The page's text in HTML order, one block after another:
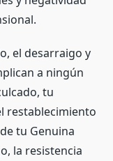
el desarraigo y
a ningún
tu
restablecimiento
tu Genuina
la resistencia